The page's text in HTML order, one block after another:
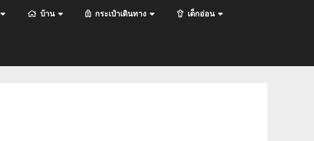
บ้าน กระเป๋าเดินทาง เด็กอ่อน